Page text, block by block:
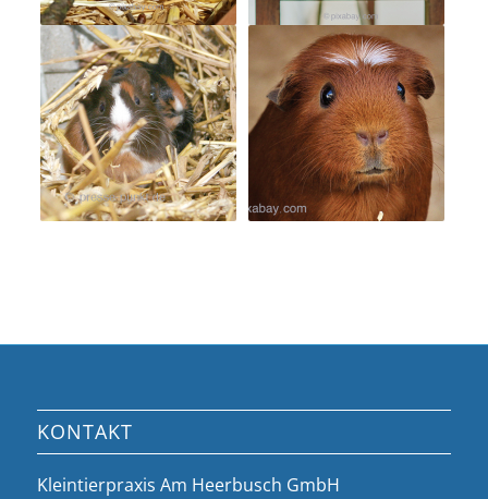
KONTAKT
Kleintierpraxis Am Heerbusch GmbH